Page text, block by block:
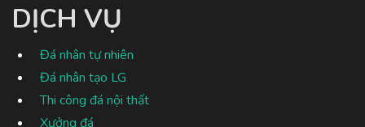
DỊCH VỤ
Đá nhân tự nhiên
Đá nhân tạo LG
Thi công đá nội thất
Xưởng đá